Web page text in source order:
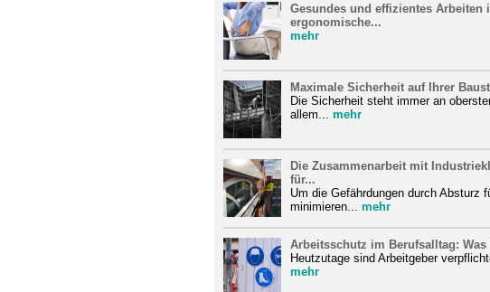
Gesundes und effizientes Arbeiten
ergonomische...
mehr
Maximale Sicherheit auf Ihrer
Die Sicherheit steht immer an
allem... mehr
Die Zusammenarbeit mit
für...
Um die Gefährdungen durch Absturz
minimieren... mehr
Arbeitsschutz im Berufsalltag: Was
Heutzutage sind Arbeitgeber
mehr